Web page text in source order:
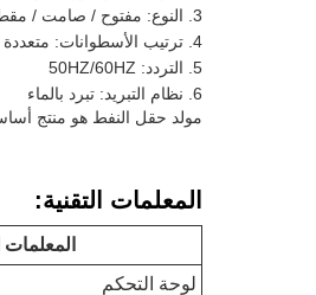
النوع: مفتوح / صامت /
ترتيب الأسطوانات:
التردد: 50HZ/60HZ
نظام التبريد: تبرد بالماء
مولد حقل النفط هو منتج
المعلمات التقنية:
المعلمات
لوحة التحكم